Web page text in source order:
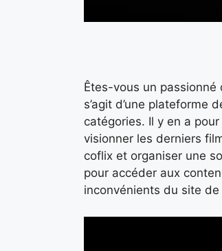
Êtes-vous un
s’agit d’une plateforme
catégories. Il y en a
visionner les derniers
coflix et organiser une
pour accéder aux
inconvénients du site